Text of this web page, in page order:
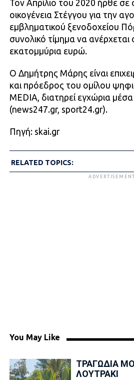
Τον Απρίλιο του 2020 ήρθε
οικογένεια Στέγγου για την
εμβληματικού ξενοδοχείου
συνολικό τίμημα να ανέρχεται
εκατομμύρια ευρώ.
Ο Δημήτρης Μάρης είναι
και πρόεδρος του ομίλου
MEDIA, διατηρεί εγχώρια
(news247.gr, sport24.gr).
Πηγή: skai.gr
RELATED TOPICS:
ADVERTISEMENT
You May Like
ΤΡΑΓΩΔΙΑ
ΛΟΥΤΡΑΚΙ